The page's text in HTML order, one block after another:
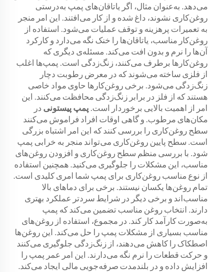
می‌دهد. به‌عنوان مثال، اگر یاتاقان‌های پمپ به‌درستی
روغن‌کاری نشوند، داغ شده و از کار می‌افتند. این امر منجر
به تعمیرات پرهزینه و توقف عملیات می‌شود. استفاده از
روغن‌کار مناسب، یاتاقان‌ها را خنک نگه می‌دارد و کارکرد
آن‌ها را نرم و بدون افت می‌کند. مسئله‌ی دیگری که
روغن‌کارها برطرف می‌کنند، زنگ‌زدگی است. پمپ‌ها اغلب
از فلزی ساخته می‌شوند که در معرض رطوبت دچار
زنگ‌زدگی می‌شود. برخی روغن‌کارها حاوی مواد خاصی
هستند که از فلز در برابر زنگ‌زدگی محافظت می‌کنند. این
امر از اهمیت بالایی برخوردار است. پمپ پیستونی در
مکان‌های مرطوب. و گاهی اوقات افراد فراموش می‌کنند
سطح روغن‌کاری را بررسی کنند که این امر اشتباه بزرگی
است. سطح پایین روغن‌کاری می‌تواند منجر به خرابی پمپ
شود. با بررسی منظم سطح روغن‌کاری و افزودن روغن‌های
مناسب، این مشکلات را جلوگیری می‌کنید. همچنین استفاده
از نوع مناسب روغن‌کاری برای پمپ شما امری کلیدی است.
تمام روغن‌ها یکسان نیستند. برخی برای دماهای بالا
مناسب‌اند و برخی دیگر در شرایط سردتر عملکرد بهتری
دارند. انتخاب روغن مناسب تضمین می‌کند که پمپ
به‌صورت کارآمد کار کند. در مجموع، استفاده از روغن‌های
مناسب بسیاری از مشکلات پمپ را حل می‌کند. این روغن‌ها
اصطکاک را کاهش می‌دهند، از زنگ‌زدگی جلوگیری می‌کنند
و حرکت قطعات را نرم نگه می‌دارند. این امر عمر پمپ را
افزایش داده و در بلندمدت صرفه‌جویی مالی ایجاد می‌کند.